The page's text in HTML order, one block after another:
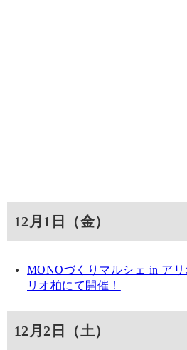
12月1日（金）
MONOづくりマルシェ in ア
リオ柏にて開催！
12月2日（土）